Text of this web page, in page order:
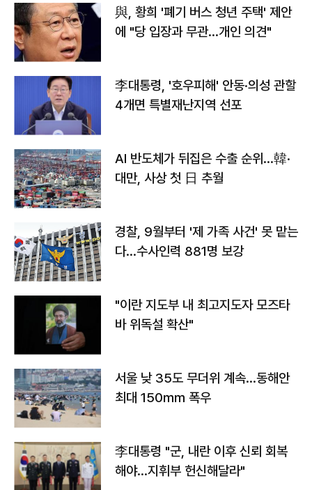
與, 황희 '폐기 버스 청년 주택' 제안
에 "당 입장과 무관…개인 의견"
李대통령, '호우피해' 안동·의성 관할
4개면 특별재난지역 선포
AI 반도체가 뒤집은 수출 순위…韓·
대만, 사상 첫 日 추월
경찰, 9월부터 '제 가족 사건' 못 맡는
다…수사인력 881명 보강
"이란 지도부 내 최고지도자 모즈타
바 위독설 확산"
서울 낮 35도 무더위 계속…동해안
최대 150㎜ 폭우
李대통령 "군, 내란 이후 신뢰 회복
해야…지휘부 헌신해달라"